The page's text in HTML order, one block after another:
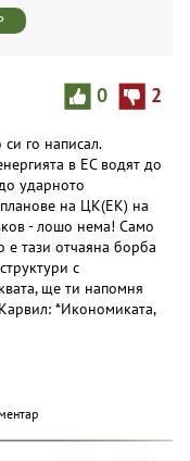
0 2
го написал.
в ЕС водят до
ударното
на ЦК(ЕК) на
- лошо нема! Само
е тази отчаяна борба
с
ще ти напомня
*Икономиката,